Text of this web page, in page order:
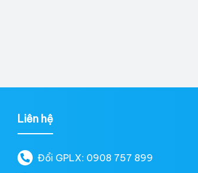
Liên hệ
Đổi GPLX: 0908 757 899